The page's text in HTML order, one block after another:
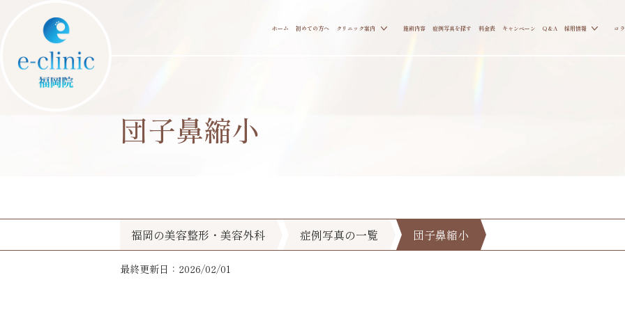
ホーム 初めての方へ クリニック案内 施術内容 症例写真を探す 料金表 キャンペーン Q&A 採用情報 コ
団子鼻縮小
福岡の美容整形・美容外科 症例写真の一覧 団子鼻縮小
最終更新日：2026/02/01